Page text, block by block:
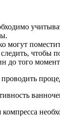
могут
чтобы
до того
компресса